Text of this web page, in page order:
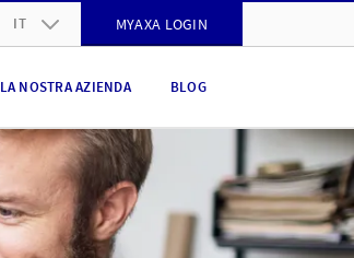
IT
IT
MYAXA LOGIN
LA NOSTRA AZIENDA BLOG